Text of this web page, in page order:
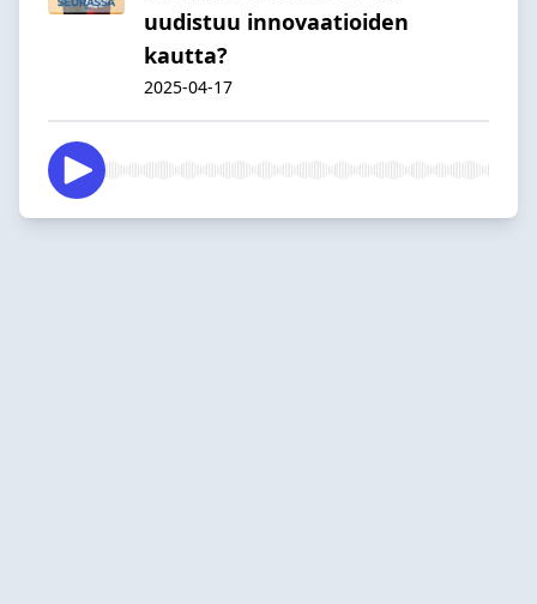
uudistuu innovaatioiden
kautta?
2025-04-17